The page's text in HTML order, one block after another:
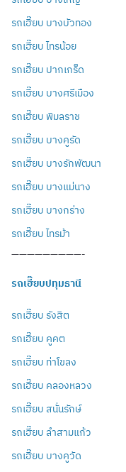
รถเฮี๊ยบ บางบัวทอง
รถเฮี๊ยบ ไทรน้อย
รถเฮี๊ยบ ปากเกร็ด
รถเฮี๊ยบ บางศรีเมือง
รถเฮี๊ยบ พิมลราช
รถเฮี๊ยบ บางคูรัด
รถเฮี๊ยบ บางรักพัฒนา
รถเฮี๊ยบ บางแม่นาง
รถเฮี๊ยบ บางกร่าง
รถเฮี๊ยบ ไทรม้า
—————————-
รถเฮี๊ยบปทุมธานี
รถเฮี๊ยบ รังสิต
รถเฮี๊ยบ คูคต
รถเฮี๊ยบ ท่าโขลง
รถเฮี๊ยบ คลองหลวง
รถเฮี๊ยบ สนั่นรักษ์
รถเฮี๊ยบ ลำสามแก้ว
รถเฮี๊ยบ บางคูวัด